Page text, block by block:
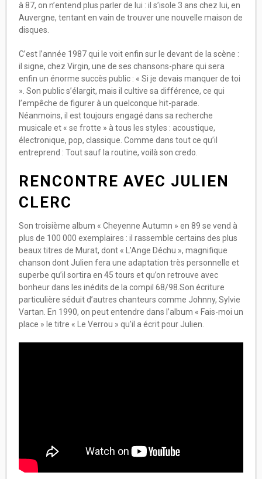
à 87, on n’entend plus parler de lui : il s’isole 3 ans chez lui, en
Auvergne, tentant en vain de trouver une nouvelle maison de
disques.
C’est l’année 1987 qui le voit enfin sur le devant de la scène :
il signe, chez Virgin, une de ses chansons-phare qui sera
enfin un énorme succès public : « Si je devais manquer de toi
». Son public s’élargit, mais il cultive sa différence, ce qui
l’empêche de figurer à un quelconque hit-parade.
Néanmoins, il est toujours engagé dans sa recherche
musicale et « se frotte » à tous les styles : acoustique,
électronique, pop, classique. Comme dans tout ce qu’il
entreprend : Tout sauf la routine, voilà son credo.
RENCONTRE AVEC JULIEN
CLERC
Son troisième album « Cheyenne Autumn » en 89 se vend à
plus de 100 000 exemplaires : il rassemble certains des plus
beaux titres de Murat, dont « L’Ange Déchu », magnifique
chanson dont Julien fera une adaptation très personnelle et
superbe qu’il sortira en 45 tours et qu’on retrouve avec
bonheur dans les inédits de la compil 68/98.Son écriture
particulière séduit d’autres chanteurs comme Johnny, Sylvie
Vartan. En 1990, on peut entendre dans l’album « Fais-moi un
place » le titre « Le Verrou » qu’il a écrit pour Julien.